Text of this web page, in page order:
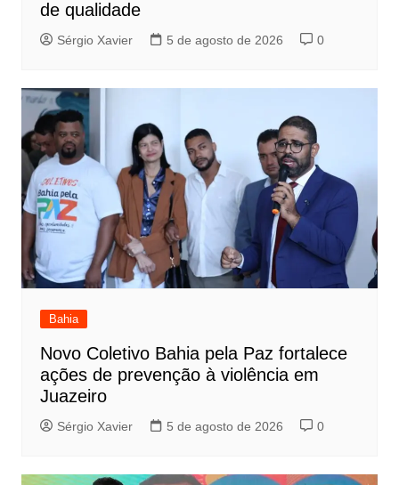
de qualidade
Sérgio Xavier 5 de agosto de 2026 0
Bahia
Novo Coletivo Bahia pela Paz fortalece
ações de prevenção à violência em
Juazeiro
Sérgio Xavier 5 de agosto de 2026 0